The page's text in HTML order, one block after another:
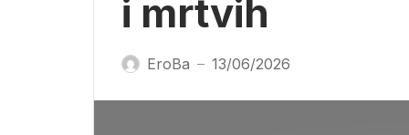
i mrtvih
EroBa — 13/06/2026